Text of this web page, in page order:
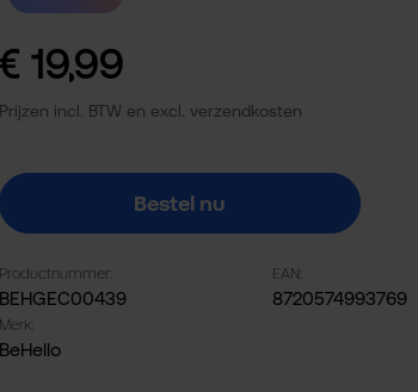
Normale prijs:
€ 19,99
Prijzen incl. BTW en excl. verzendkosten
Bestel nu
Productnummer:
BEHGEC00439
EAN:
8720574993769
Merk:
BeHello